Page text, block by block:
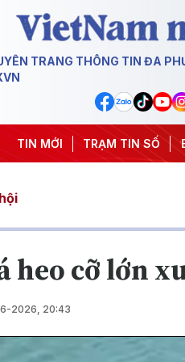
TRANG THÔNG TIN ĐA
TIN MỚI TRẠM TIN SỐ
Trung ương 3 #APEC 2027
heo cỡ lớn
2026, 20:43